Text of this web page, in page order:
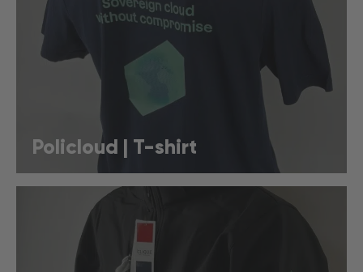
Policloud | T-shirt